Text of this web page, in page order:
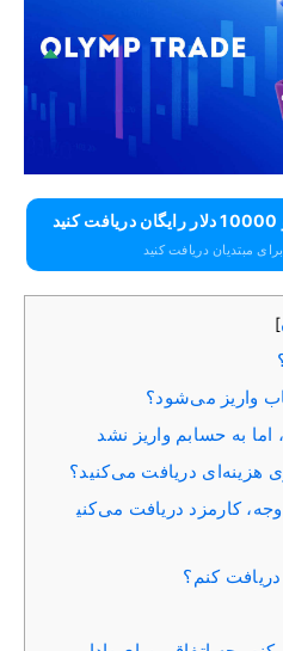
]
واریز می‌شود؟
به حسابم واریز نشد
هزینه‌ای دریافت می‌کنید؟
کارمزد دریافت می‌کنی
کنم؟